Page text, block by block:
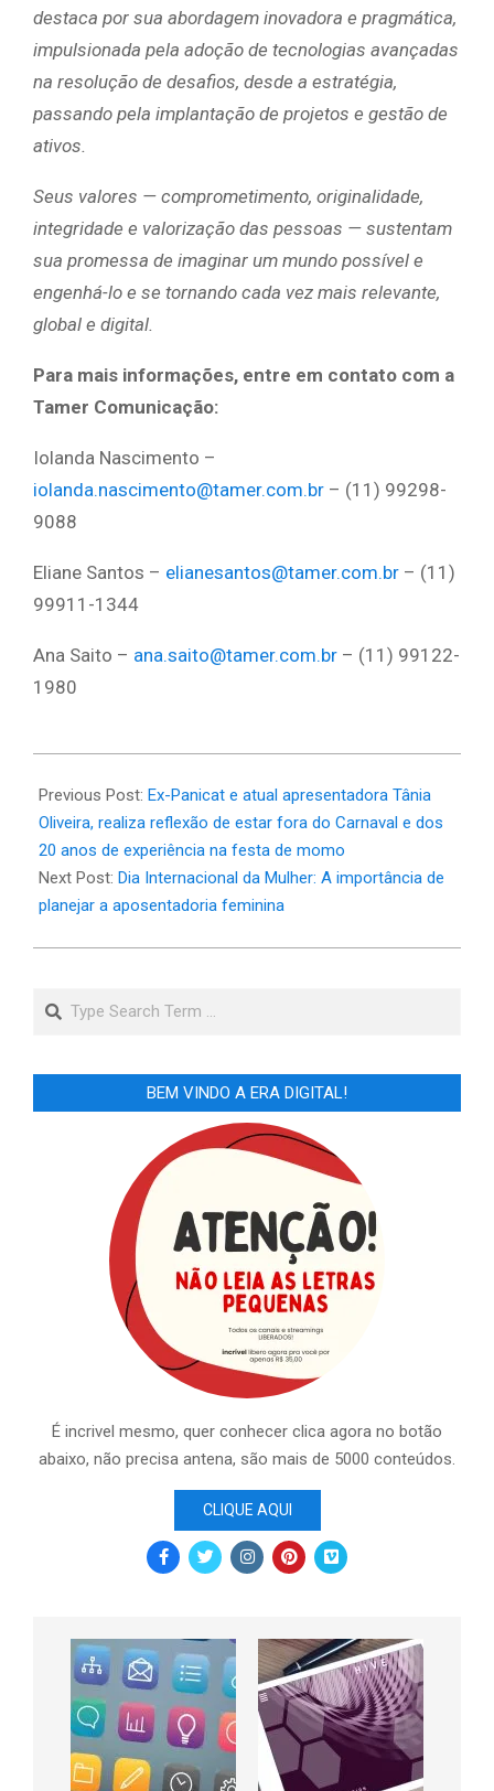
destaca por sua abordagem inovadora e pragmática,
impulsionada pela adoção de tecnologias avançadas
na resolução de desafios, desde a estratégia,
passando pela implantação de projetos e gestão de
ativos.
Seus valores — comprometimento, originalidade,
integridade e valorização das pessoas — sustentam
sua promessa de imaginar um mundo possível e
engenhá-lo e se tornando cada vez mais relevante,
global e digital.
Para mais informações, entre em contato com a
Tamer Comunicação:
Iolanda Nascimento –
iolanda.nascimento@tamer.com.br – (11) 99298-
9088
Eliane Santos – elianesantos@tamer.com.br – (11)
99911-1344
Ana Saito – ana.saito@tamer.com.br – (11) 99122-
1980
03-
09
Previous Post: Ex-Panicat e atual apresentadora Tânia
Oliveira, realiza reflexão de estar fora do Carnaval e dos
20 anos de experiência na festa de momo
Next Post: Dia Internacional da Mulher: A importância de
planejar a aposentadoria feminina
Search
BEM VINDO A ERA DIGITAL!
É incrivel mesmo, quer conhecer clica agora no botão
abaixo, não precisa antena, são mais de 5000 conteúdos.
CLIQUE AQUI